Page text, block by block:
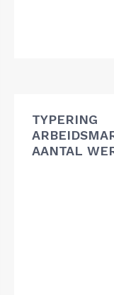
TYPERING
AANTAL